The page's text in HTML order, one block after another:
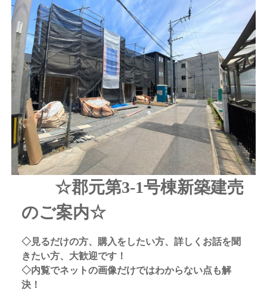
☆郡元第3-1号棟新築建売
のご案内☆
◇見るだけの方、購入をしたい方、詳しくお話を聞
きたい方、大歓迎です！
◇内覧でネットの画像だけではわからない点も解
決！